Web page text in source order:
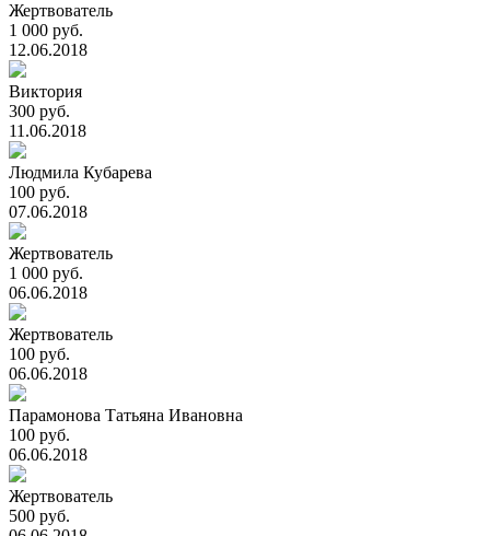
Жертвователь
1 000 руб.
12.06.2018
Виктория
300 руб.
11.06.2018
Людмила Кубарева
100 руб.
07.06.2018
Жертвователь
1 000 руб.
06.06.2018
Жертвователь
100 руб.
06.06.2018
Парамонова Татьяна Ивановна
100 руб.
06.06.2018
Жертвователь
500 руб.